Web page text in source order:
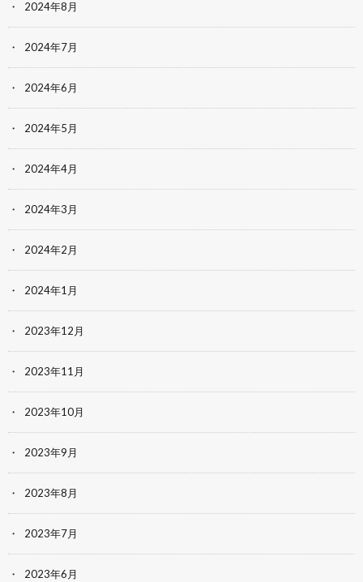
2024年8月
2024年7月
2024年6月
2024年5月
2024年4月
2024年3月
2024年2月
2024年1月
2023年12月
2023年11月
2023年10月
2023年9月
2023年8月
2023年7月
2023年6月